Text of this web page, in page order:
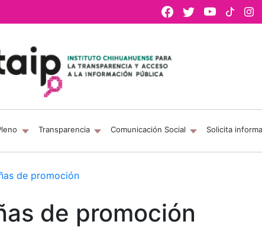
Transparencia Comunicación Social Solicita
de promoción
de promoción